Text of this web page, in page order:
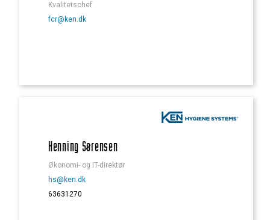
Kvalitetschef
fcr@ken.dk
Henning Sørensen
Økonomi- og IT-direktør
hs@ken.dk
63631270